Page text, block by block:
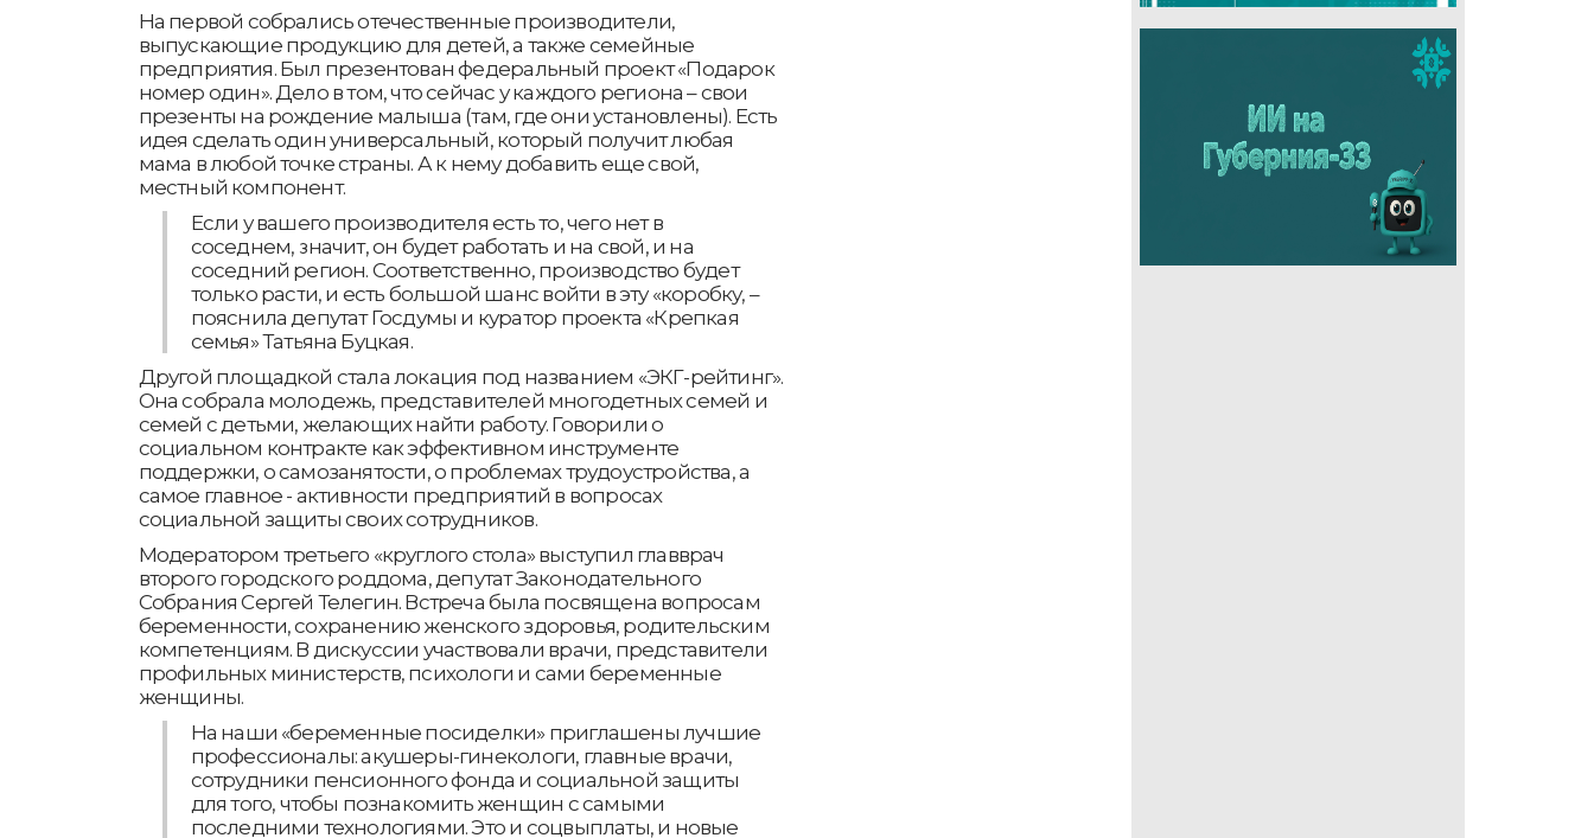
На первой собрались отечественные производители,
выпускающие продукцию для детей, а также семейные
предприятия. Был презентован федеральный проект «Подарок
номер один». Дело в том, что сейчас у каждого региона – свои
презенты на рождение малыша (там, где они установлены). Есть
идея сделать один универсальный, который получит любая
мама в любой точке страны. А к нему добавить еще свой,
местный компонент.
Если у вашего производителя есть то, чего нет в
соседнем, значит, он будет работать и на свой, и на
соседний регион. Соответственно, производство будет
только расти, и есть большой шанс войти в эту «коробку, –
пояснила депутат Госдумы и куратор проекта «Крепкая
семья» Татьяна Буцкая.
Другой площадкой стала локация под названием «ЭКГ-рейтинг».
Она собрала молодежь, представителей многодетных семей и
семей с детьми, желающих найти работу. Говорили о
социальном контракте как эффективном инструменте
поддержки, о самозанятости, о проблемах трудоустройства, а
самое главное - активности предприятий в вопросах
социальной защиты своих сотрудников.
Модератором третьего «круглого стола» выступил главврач
второго городского роддома, депутат Законодательного
Собрания Сергей Телегин. Встреча была посвящена вопросам
беременности, сохранению женского здоровья, родительским
компетенциям. В дискуссии участвовали врачи, представители
профильных министерств, психологи и сами беременные
женщины.
На наши «беременные посиделки» приглашены лучшие
профессионалы: акушеры-гинекологи, главные врачи,
сотрудники пенсионного фонда и социальной защиты
для того, чтобы познакомить женщин с самыми
последними технологиями. Это и соцвыплаты, и новые